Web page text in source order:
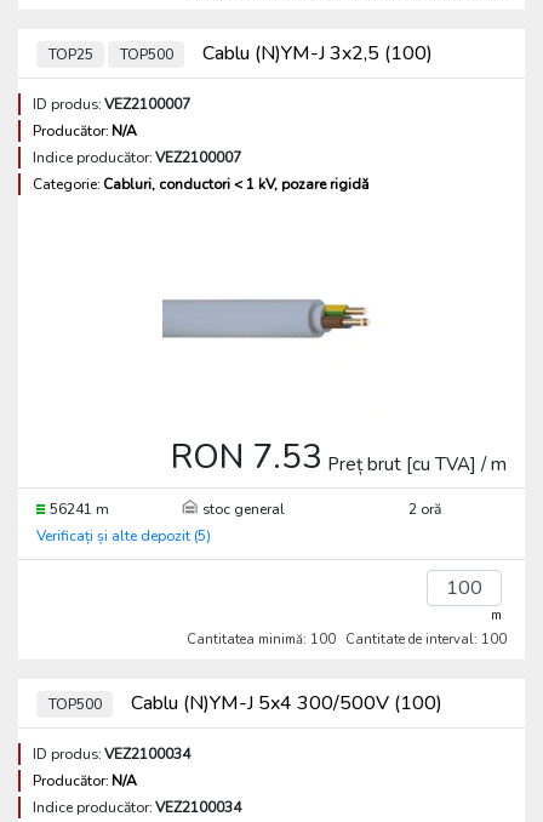
TOP25 TOP500 Cablu (N)YM-J 3x2,5 (100)
ID produs:VEZ2100007
Producător:N/A
Indice producător:VEZ2100007
Categorie: Cabluri, conductori < 1 kV, pozare rigidă
RON 7.53 Preț brut [cu TVA] / m
56241 m stoc general
2 oră
Verificați și alte depozit (5)
m
Cantitatea minimă: 100 Cantitate de interval: 100
TOP500 Cablu (N)YM-J 5x4 300/500V (100)
ID produs:VEZ2100034
Producător:N/A
Indice producător:VEZ2100034